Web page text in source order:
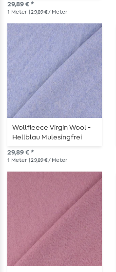
29,89 € *
1 Meter | 29,89 € / Meter
Wollfleece Virgin Wool -
Hellblau Mulesingfrei
29,89 € *
1 Meter | 29,89 € / Meter